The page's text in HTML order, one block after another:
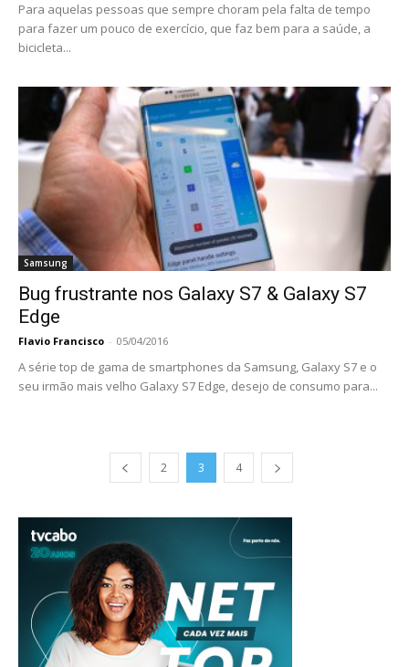
Para aquelas pessoas que sempre choram pela falta de tempo
para fazer um pouco de exercício, que faz bem para a saúde, a
bicicleta...
Samsung
Bug frustrante nos Galaxy S7 & Galaxy S7
Edge
Flavio Francisco - 05/04/2016
A série top de gama de smartphones da Samsung, Galaxy S7 e o
seu irmão mais velho Galaxy S7 Edge, desejo de consumo para...
2 3 4